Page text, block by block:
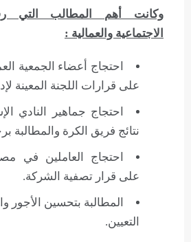
وكانت أهم المطالب التي
الاجتماعية والعمالية :
احتجاج أعضاء الجمعية
على قرارات اللجنة المعينة
احتجاج جماهير النادي
نتائج فريق الكرة والمطالبة
احتجاج العاملين في
على قرار تصفية الشركة.
المطالبة بتحسين الأجور
التعيين.